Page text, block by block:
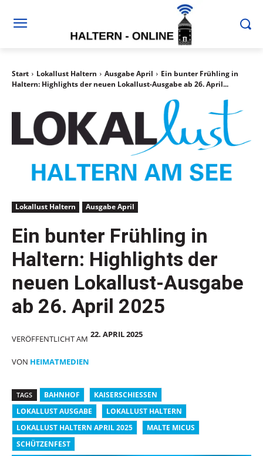
Start Lokallust Haltern Ausgabe April
Ein bunter Frühling in
Haltern: Highlights der neuen Lokallust-Ausgabe ab 26. April...
Lokallust Haltern Ausgabe April
Ein bunter Frühling in
Haltern: Highlights der
neuen Lokallust-Ausgabe
ab 26. April 2025
VERÖFFENTLICHT AM 22. APRIL 2025
VON HEIMATMEDIEN
TAGS BAHNHOF
KAISERSCHIESSEN
LOKALLUST AUSGABE
LOKALLUST HALTERN
LOKALLUST HALTERN APRIL 2025
MALTE MICUS
SCHÜTZENFEST